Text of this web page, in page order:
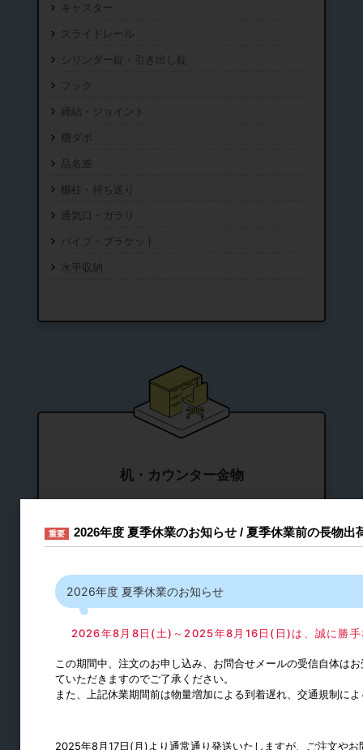
キャスター
スライドレール
シリンダー錠・引き出し錠
フック
締結・ジョイント
棚ダボ
品名差
棚柱・持ち送り
通気口・ガラリ
パイプ・ブラケット
水平収納
机・カウンター金物
椅子用
スライドレール
シリンダー錠
ダストシュート
スライド丁番
重要 2026年度 夏季休業のお知らせ / 夏季休業前の長物出
2026年度 夏季休業のお知らせ
2026年8月8日(土)～2025年8月16日(日)は、誠に勝手
この期間中、注文のお申し込み、お問合せメールの受信自体は
ていただきますのでご了承ください。
また、上記休業期間前は物量増加による到着遅れ、交通規制に
2025年8月17日(月)より通常通り発送いたしますが、ご注文や